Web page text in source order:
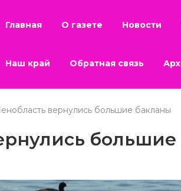
Главная О газете Новости
Наш край Обратная связь
вернулись большие бакланы